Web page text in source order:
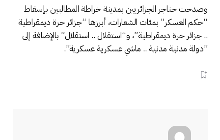
وصدحت حناجر الجزائريين بمدينة خراطة المطالبين بإسقاط
“حكم العسكر” بمئات الشعارات، أبرزها “جزائر حرة ديمقراطية
.. جزائر حرة ديمقراطية”، و“استقلال .. استقلال” بالإضافة إلى
”دولة مدنية مدنية .. ماشي عسكرية عسكرية”.